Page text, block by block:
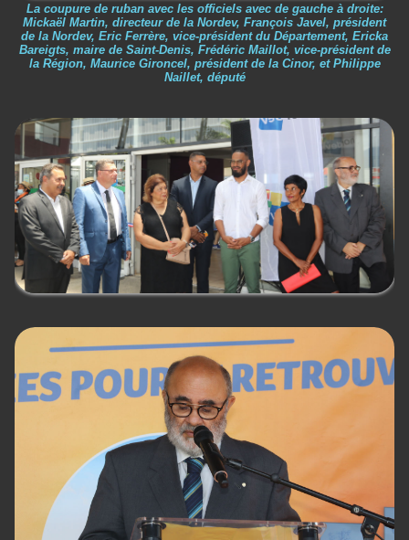
La coupure de ruban avec les officiels avec de gauche à droite:
Mickaël Martin, directeur de la Nordev, François Javel, président
de la Nordev, Eric Ferrère, vice-président du Département, Ericka
Bareigts, maire de Saint-Denis, Frédéric Maillot, vice-président de
la Région, Maurice Gironcel, président de la Cinor, et Philippe
Naillet, député